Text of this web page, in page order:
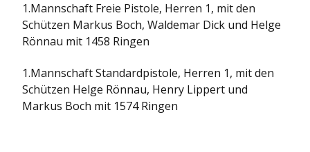
1.Mannschaft Freie Pistole, Herren 1, mit den
Schützen Markus Boch, Waldemar Dick und Helge
Rönnau mit 1458 Ringen
1.Mannschaft Standardpistole, Herren 1, mit den
Schützen Helge Rönnau, Henry Lippert und
Markus Boch mit 1574 Ringen